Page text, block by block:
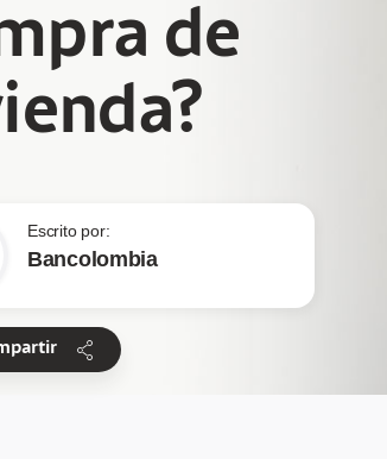
de
Escrito por:
Bancolombia
share